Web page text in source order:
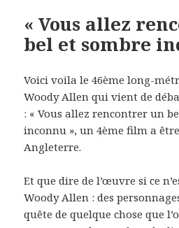
« Vous allez
bel et sombre
Voici voila le 46ème long-
Woody Allen qui vient de
: « Vous allez rencontrer un
inconnu », un 4ème film a
Angleterre.
Et que dire de l’œuvre si ce
Woody Allen : des
quête de quelque chose que